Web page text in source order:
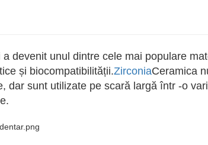
devenit unul dintre cele mai populare
și biocompatibilității.ZirconiaCeramica
dar sunt utilizate pe scară largă într -o